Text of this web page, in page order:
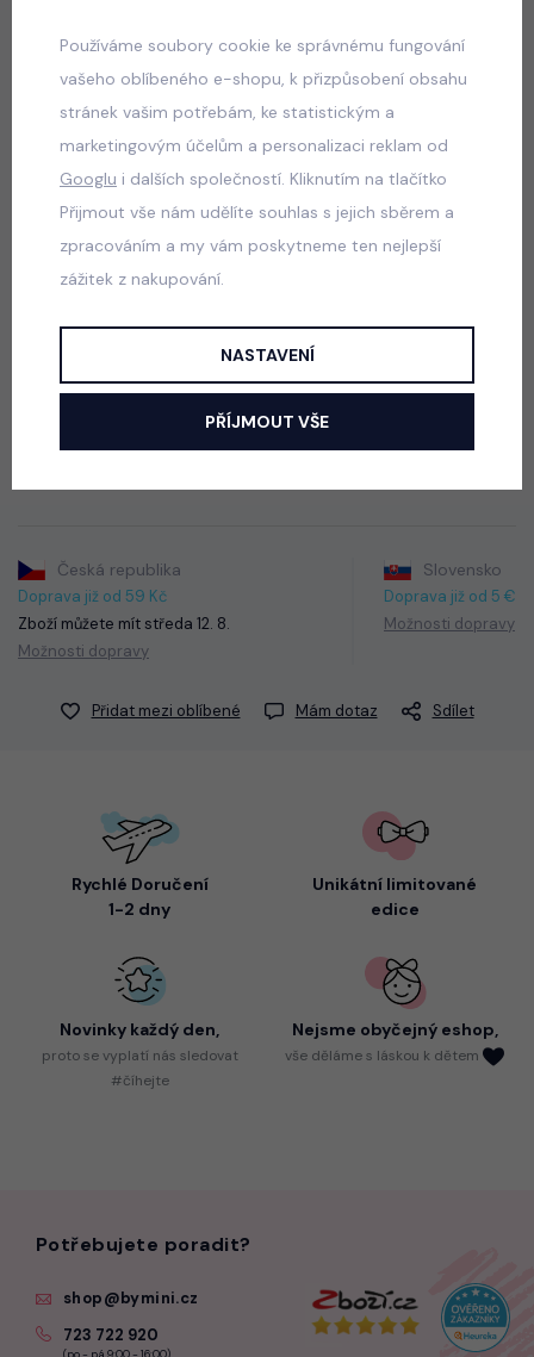
skladem 550 Kč
Popis
Stretch příjemné bavlněné tepláky volného lounge střihu, pas
Barva: růžová
Česká republika
Doprava již od 59 Kč
Zboží můžete mít středa 12. 8.
Možnosti dopravy
Slovensko
Doprava již od 5 €
Možnosti dopravy
Přidat mezi oblíbené Mám dotaz Sdílet
Rychlé Doručení
1-2 dny
Unikátní limitované
edice
Novinky každý den,
protose vyplatí nás sledovat
#číhejte
Nejsme obyčejný eshop,
vše děláme s láskou k dětem
Potřebujete poradit?
shop@bymini.cz
723 722 920
Používáme soubory cookie ke správnému fungování
vašeho oblíbeného e-shopu, k přizpůsobení obsahu
stránek vašim potřebám, ke statistickým a
marketingovým účelům a personalizaci reklam od
Googlu i dalších společností. Kliknutím na tlačítko
Přijmout vše nám udělíte souhlas s jejich sběrem a
zpracováním a my vám poskytneme ten nejlepší
zážitek z nakupování.
NASTAVENÍ
PŘÍJMOUT VŠE